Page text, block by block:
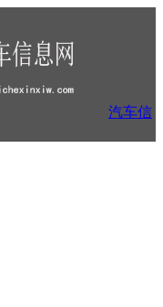
汽车信